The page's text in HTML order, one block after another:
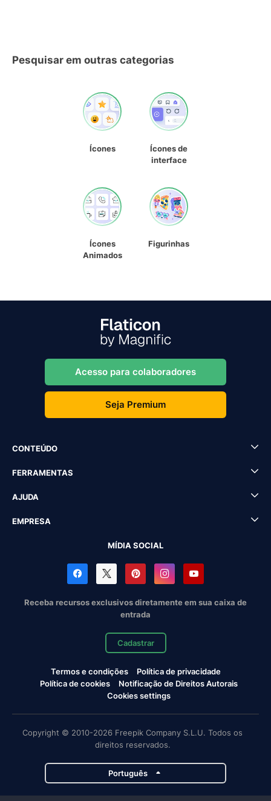
Pesquisar em outras categorias
Ícones
Ícones de
interface
Ícones
Animados
Figurinhas
Acesso para colaboradores
Seja Premium
CONTEÚDO
FERRAMENTAS
AJUDA
EMPRESA
MÍDIA SOCIAL
Receba recursos exclusivos diretamente em sua caixa de
entrada
Cadastrar
Termos e condições
Política de privacidade
Política de cookies
Notificação de Direitos Autorais
Cookies settings
Copyright © 2010-2026 Freepik Company S.L.U. Todos os
direitos reservados.
Português